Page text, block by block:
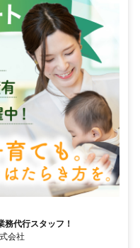
務代行スタッフ！
会社